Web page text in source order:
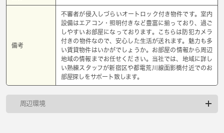
備考
不審者が侵入しづらいオートロック付き物件です。室内
設備はエアコン・照明付きなど豊富に揃っており、過ご
しやすいお部屋になっております。こちらは防犯カメラ
付きの物件なので、安心した生活が送れます。魅力も多
い賃貸物件はいかがでしょうか。お部屋の情報から周辺
地域の情報までお任せください。当社では、地域に詳し
い熟練スタッフが新宿区や都電荒川線面影橋付近でのお
部屋探しをサポート致します。
周辺環境